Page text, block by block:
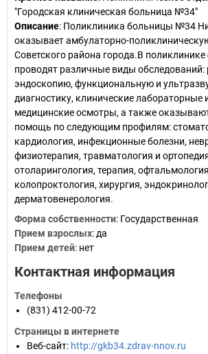
"Городская клиническая больница №34"
Описание: Поликлиника больницы №34
оказывает амбулаторно-
Советского района города.В
проводят различные виды обследований:
эндоскопию, функциональную и
диагностику, клинические лабораторные
медицинские осмотры, а также
помощь по следующим профилям:
кардиология, инфекционные болезни,
физиотерапия, травматология и
отоларингология, терапия,
колопроктология, хирургия,
дерматовенерология.
Форма собственности: Государственная
Прием взрослых: да
Прием детей: нет
Контактная информация
Телефоны
(831) 412-00-72
Страницы в интернете
Веб-сайт: http://gkb34.zdrav-nnov.ru